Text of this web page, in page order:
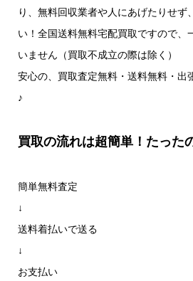
り、無料回収業者や人にあげたりせず
い！全国送料無料宅配買取ですので、
いません（買取不成立の際は除く）
安心の、買取査定無料・送料無料・出
♪
買取の流れは超簡単！たった
簡単無料査定
↓
送料着払いで送る
↓
お支払い